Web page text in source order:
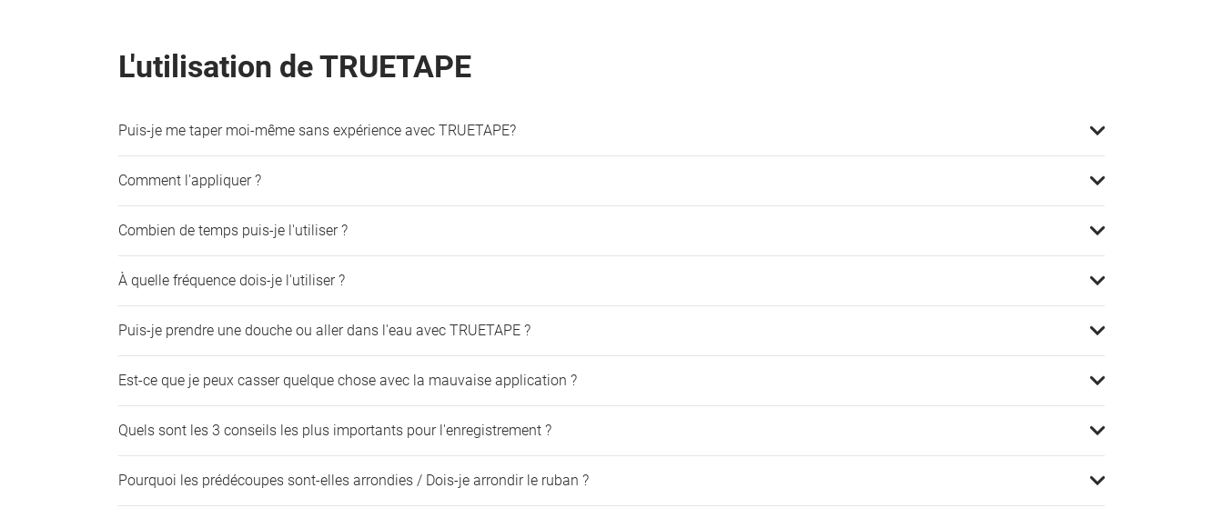
L'utilisation de TRUETAPE
Puis-je me taper moi-même sans expérience avec TRUETAPE?
Comment l'appliquer ?
Combien de temps puis-je l'utiliser ?
À quelle fréquence dois-je l'utiliser ?
Puis-je prendre une douche ou aller dans l'eau avec TRUETAPE ?
Est-ce que je peux casser quelque chose avec la mauvaise application ?
Quels sont les 3 conseils les plus importants pour l'enregistrement ?
Pourquoi les prédécoupes sont-elles arrondies / Dois-je arrondir le ruban ?